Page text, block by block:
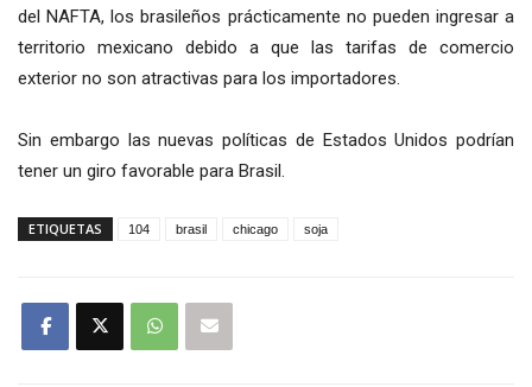
del NAFTA, los brasileños prácticamente no pueden ingresar a
territorio mexicano debido a que las tarifas de comercio
exterior no son atractivas para los importadores.
Sin embargo las nuevas políticas de Estados Unidos podrían
tener un giro favorable para Brasil.
ETIQUETAS 104 brasil chicago soja